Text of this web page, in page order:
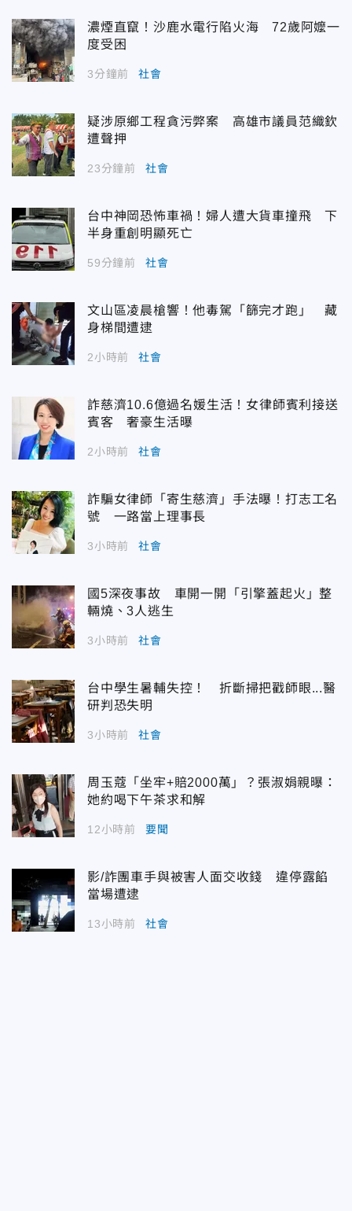
濃煙直竄！沙鹿水電行陷火海 72歲阿嬤一
度受困
3分鐘前 社會
疑涉原鄉工程貪污弊案 高雄市議員范織欽
遭聲押
23分鐘前 社會
台中神岡恐怖車禍！婦人遭大貨車撞飛 下
半身重創明顯死亡
59分鐘前 社會
文山區凌晨槍響！他毒駕「篩完才跑」 藏
身梯間遭逮
2小時前 社會
詐慈濟10.6億過名媛生活！女律師賓利接送
賓客 奢豪生活曝
2小時前 社會
詐騙女律師「寄生慈濟」手法曝！打志工名
號 一路當上理事長
3小時前 社會
國5深夜事故 車開一開「引擎蓋起火」整
輛燒、3人逃生
3小時前 社會
台中學生暑輔失控！ 折斷掃把戳師眼...醫
研判恐失明
3小時前 社會
周玉蔻「坐牢+賠2000萬」？張淑娟親曝：
她約喝下午茶求和解
12小時前 要聞
影/詐團車手與被害人面交收錢 違停露餡
當場遭逮
13小時前 社會